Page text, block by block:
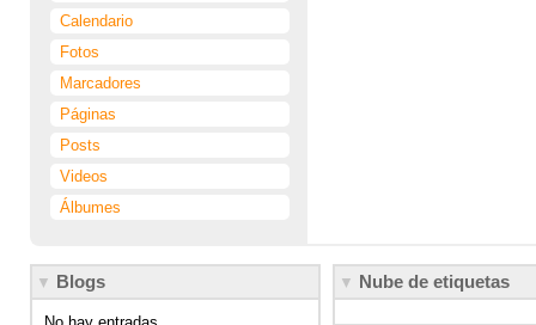
Calendario
Fotos
Marcadores
Páginas
Posts
Videos
Álbumes
Nube de etiquetas
Blogs